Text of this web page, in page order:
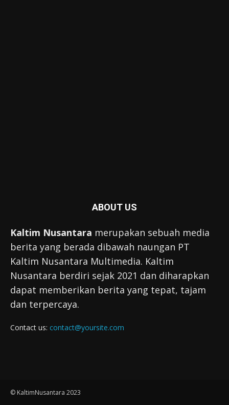
ABOUT US
Kaltim Nusantara merupakan sebuah media
berita yang berada dibawah naungan PT
Kaltim Nusantara Multimedia. Kaltim
Nusantara berdiri sejak 2021 dan diharapkan
dapat memberikan berita yang tepat, tajam
dan terpercaya.
Contact us: contact@yoursite.com
© KaltimNusantara 2023